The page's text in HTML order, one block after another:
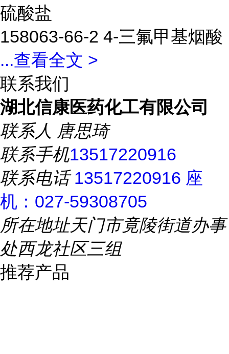
硫酸盐
158063-66-2 4-三氟甲基烟酸
...查看全文 >
联系我们
湖北信康医药化工有限公司
联系人 唐思琦
联系手机13517220916
联系电话13517220916 座
机：027-59308705
所在地址天门市竟陵街道办事
处西龙社区三组
推荐产品